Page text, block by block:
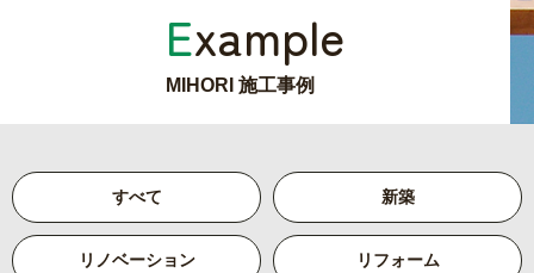
Example
MIHORI 施工事例
すべて 新築
リノベーション リフォーム